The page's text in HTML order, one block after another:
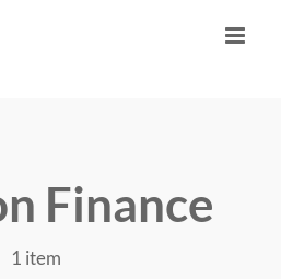
Finance
1 item